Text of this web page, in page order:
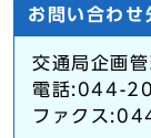
お問い合わせ
交通局企画
電話:044-
ファクス